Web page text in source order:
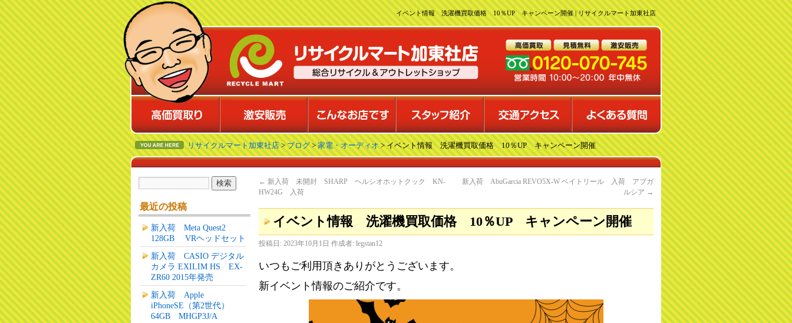
イベント情報 洗濯機買取価格 10％UP キャンペーン開催 | リサイクルマート加東社店
リサイクルマート加東社店>ブログ>家電・オーディオ> イベント情報 洗濯機買取価格 10％UP キャンペーン開催
← 新入荷 未開封 SHARP ヘルシオホットクック KN-
HW24G 入荷
新入荷 AbuGarcia REVO5X-W ベイトリール 入荷 アブガ
ルシア →
イベント情報 洗濯機買取価格 10％UP キャンペーン開催
投稿日: 2023年10月1日 作成者: legstan12
いつもご利用頂きありがとうございます。
新イベント情報のご紹介です。
最近の投稿
新入荷 Meta Quest2
128GB VRヘッドセット
新入荷 CASIO デジタル
カメラ EXILIM HS EX-
ZR60 2015年発売
新入荷 Apple
iPhoneSE（第2世代）
64GB MHGP3J/A